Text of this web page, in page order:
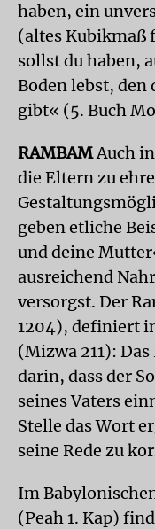
haben, ein
(altes Kubikmaß
sollst du haben,
Boden lebst, den
gibt« (5. Buch
RAMBAMAuch
die Eltern zu
geben etliche
und deine
ausreichend
versorgst. Der
1204), definiert
(Mizwa 211):
darin, dass der
seines Vaters
Stelle das Wort
seine Rede zu
Im
(Peah 1. Kap)